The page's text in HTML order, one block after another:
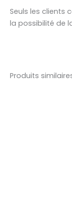
Seuls les clients
la possibilité de
Produits